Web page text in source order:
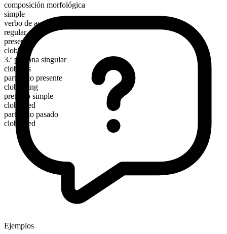
composición morfológica
simple
verbo de acción
regular
presente
clobber
3.ª persona singular
clobbers
participio presente
clobbering
pretérito simple
clobbered
participio pasado
clobbered
Ejemplos